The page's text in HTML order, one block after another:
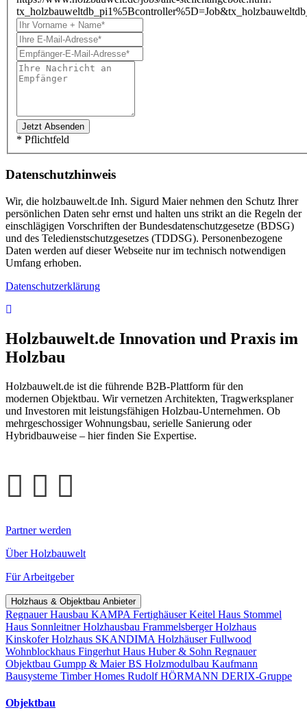
* Pflichtfeld
Datenschutzhinweis
Wir, die holzbauwelt.de Inh. Sigurd Maier nehmen den Schutz Ihrer
persönlichen Daten sehr ernst und halten uns strikt an die Regeln der
einschlägigen Vorschriften der Bundesdatenschutzgesetze (BDSG)
und des Teledienstschutzgesetzes (TDDSG). Personenbezogene
Daten werden auf dieser Webseite nur im technisch notwendigen
Umfang erhoben.
Datenschutzerklärung
Holzbauwelt.de Innovation und Praxis im
Holzbau
Holzbauwelt.de ist die führende B2B-Plattform für den
modernen Objektbau. Wir vernetzen Architekten, Tragwerksplaner
und Investoren mit leistungsfähigen Holzbau-Unternehmen. Ob
mehrgeschossiger Wohnungsbau, serielle Sanierung oder
Hybridbauweise – hier finden Sie Expertise.
Partner werden
Über Holzbauwelt
Für Arbeitgeber
Holzhaus & Objektbau Anbieter
Regnauer Hausbau KAMPA FertighäuserKeitel Haus Stommel
Haus Sonnleitner Holzhausbau Frammelsberger Holzhaus
Kinskofer Holzhaus SKANDIMA HolzhäuserFullwood
Wohnblockhaus Fingerhut Haus Huber & Sohn Regnauer
Objektbau Gumpp & MaierBS Holzmodulbau Kaufmann
Bausysteme Timber Homes Rudolf HÖRMANN DERIX-Gruppe
Objektbau